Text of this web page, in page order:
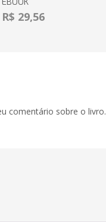
EBOOK
R$ 29,56
comentário sobre o livro.